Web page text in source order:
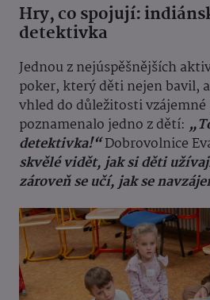
Hry, co spojují:
detektivka
Jednou z nejúspěšnějších
poker, který děti nejen bavil,
vhled do důležitosti
poznamenalo jedno z dětí:
detektivka!“Dobrovolnice
skvělé vidět, jak si děti
zároveň se učí, jak se